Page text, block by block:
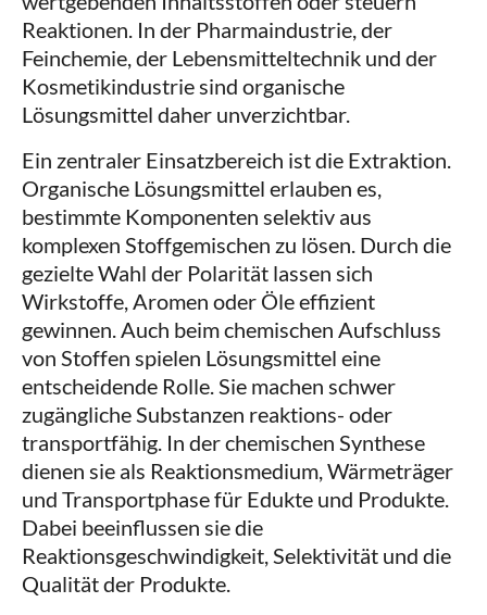
Reaktionen. In der Pharmaindustrie, der
Feinchemie, der Lebensmitteltechnik und der
Kosmetikindustrie sind organische
Lösungsmittel daher unverzichtbar.
Ein zentraler Einsatzbereich ist die Extraktion.
Organische Lösungsmittel erlauben es,
bestimmte Komponenten selektiv aus
komplexen Stoffgemischen zu lösen. Durch die
gezielte Wahl der Polarität lassen sich
Wirkstoffe, Aromen oder Öle effizient
gewinnen. Auch beim chemischen Aufschluss
von Stoffen spielen Lösungsmittel eine
entscheidende Rolle. Sie machen schwer
zugängliche Substanzen reaktions- oder
transportfähig. In der chemischen Synthese
dienen sie als Reaktionsmedium, Wärmeträger
und Transportphase für Edukte und Produkte.
Dabei beeinflussen sie die
Reaktionsgeschwindigkeit, Selektivität und die
Qualität der Produkte.